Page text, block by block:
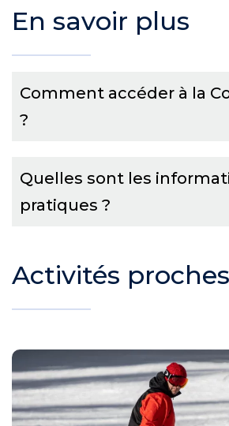
En savoir plus
Comment accéder à la
?
Quelles sont les
pratiques ?
Activités